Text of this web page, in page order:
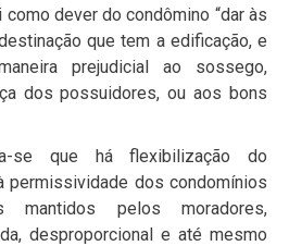
dever do condômino “dar às
que tem a edificação, e
prejudicial ao sossego,
dos possuidores, ou aos bons
se que há flexibilização do
permissividade dos condomínios
mantidos pelos moradores,
desproporcional e até mesmo